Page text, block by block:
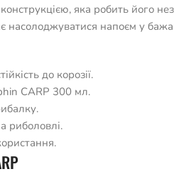
яка робить його
насолоджуватися напоєм у
до корозії.
CARP 300 мл.
риболовлі.